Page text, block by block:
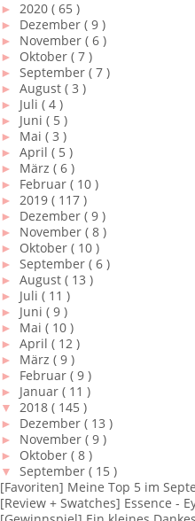
► 2020 ( 65 )
► Dezember ( 9 )
► November ( 6 )
► Oktober ( 7 )
► September ( 7 )
► August ( 3 )
► Juli ( 4 )
► Juni ( 5 )
► Mai ( 3 )
► April ( 5 )
► März ( 6 )
► Februar ( 10 )
► 2019 ( 117 )
► Dezember ( 9 )
► November ( 8 )
► Oktober ( 10 )
► September ( 6 )
► August ( 13 )
► Juli ( 11 )
► Juni ( 9 )
► Mai ( 10 )
► April ( 12 )
► März ( 9 )
► Februar ( 9 )
► Januar ( 11 )
▼ 2018 ( 145 )
► Dezember ( 13 )
► November ( 9 )
► Oktober ( 8 )
▼ September ( 15 )
[Favoriten] Meine Top 5 im
[Review + Swatches] Essence -